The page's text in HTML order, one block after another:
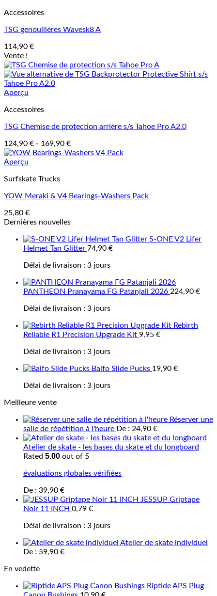
Accessoires
TSG genouillères Wavesk8 A
114,90 €
Vente !
Aperçu
Accessoires
TSG Chemise de protection arrière s/s Tahoe Pro A2.0
124,90 € - 169,90 €
Aperçu
Surfskate Trucks
YOW Meraki & V4 Bearings-Washers Pack
25,80 €
Dernières nouvelles
S-ONE V2 Lifer
Helmet Tan Glitter 74,90 €
Délai de livraison : 3 jours
PANTHEON Pranayama FG Patanjali 2026 224,90 €
Délai de livraison : 3 jours
Rebirth
Reliable R1 Precision Upgrade Kit 9,95 €
Délai de livraison : 3 jours
Baifo Slide Pucks 19,90 €
Délai de livraison : 3 jours
Meilleure vente
Réserver une
salle de répétition à l'heure De : 24,90 €
Atelier de skate - les bases du skate et du longboard
Rated 5.00 out of 5
évaluations globales vérifiées
De : 39,90 €
JESSUP Griptape
Noir 11 INCH 0,79 €
Délai de livraison : 3 jours
Atelier de skate individuel
De : 59,90 €
En vedette
Riptide APS Plug